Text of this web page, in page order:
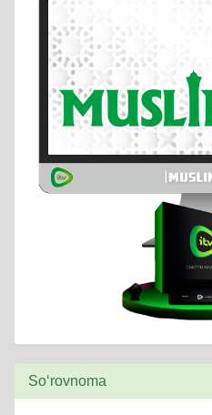
So‘rovnoma